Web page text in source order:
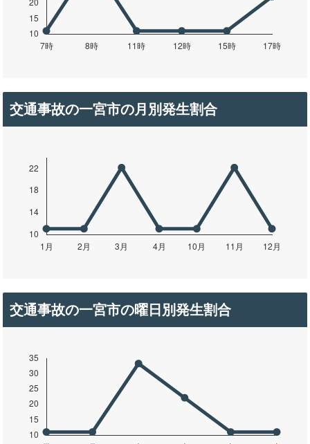
交通事故の一宮市の月別発生割合
交通事故の一宮市の曜日別発生割合